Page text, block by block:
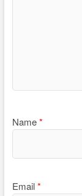
Name*
Email*